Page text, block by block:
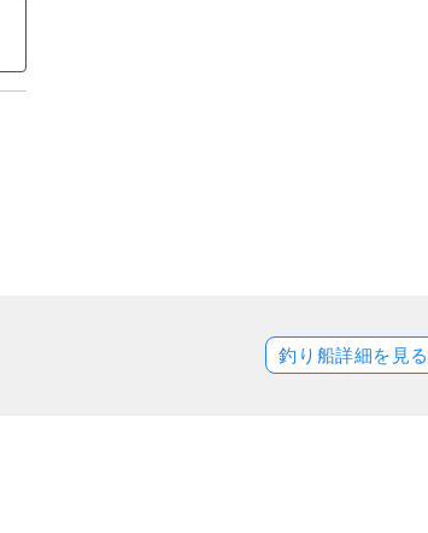
釣り船詳細を見る